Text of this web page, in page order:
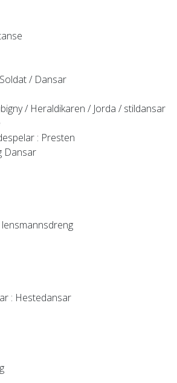
/ Dansar
/ Heraldikaren / Jorda / stildansar
: Presten
Dansar
lensmannsdreng
: Hestedansar